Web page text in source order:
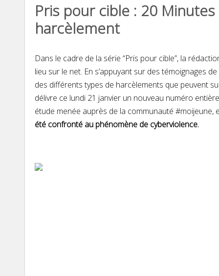
Pris pour cible : 20
harcèlement
Dans le cadre de la série “Pris pour cible”, la
lieu sur le net. En s’appuyant sur des témoignages
des différents types de harcèlements que peuvent
délivre ce lundi 21 janvier un nouveau numéro
étude menée auprès de la communauté
été confronté au phénomène de cyberviolence.